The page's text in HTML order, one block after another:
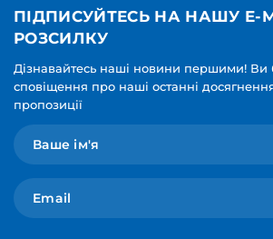
ПІДПИСУЙТЕСЬ НА НАШУ E-
РОЗСИЛКУ
Дізнавайтесь наші новини першими! Ви
сповіщення про наші останні досягнення
пропозиції